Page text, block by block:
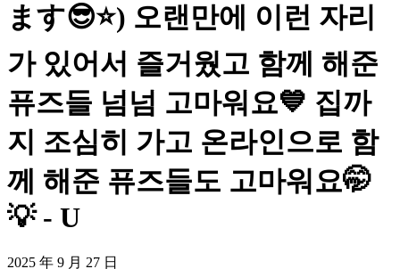
ます😎⭐️) 오랜만에 이런 자리
가 있어서 즐거웠고 함께 해준
퓨즈들 넘넘 고마워요💙 집까
지 조심히 가고 온라인으로 함
께 해준 퓨즈들도 고마워요🤭
💡 - U
2025 年 9 月 27 日